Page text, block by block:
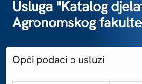
Za davatelje
Za matične
Usluga "Katalog
Agronomskog
Opći podaci o usluzi